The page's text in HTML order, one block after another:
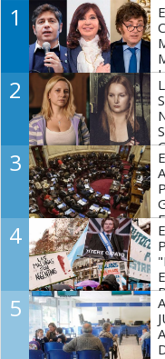
1
2
3
4
5